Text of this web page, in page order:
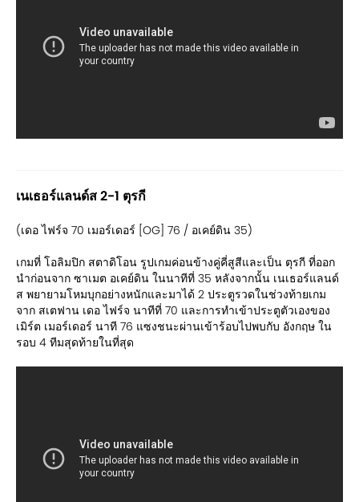
เนเธอร์แลนด์ส 2-1 ตุรกี
(เดอ ไฟร์จ 70 เมอร์เดอร์ [OG] 76 / อเคย์ดิน 35)
เกมที่ โอลิมปิก สตาดิโอน รูปเกมค่อนข้างคู่คี่สูสีและเป็น ตุรกี ที่ออก
นำก่อนจาก ซาเมต อเคย์ดิน ในนาทีที่ 35 หลังจากนั้น เนเธอร์แลนด์
ส พยายามโหมบุกอย่างหนักและมาได้ 2 ประตูรวดในช่วงท้ายเกม
จาก สเตฟาน เดอ ไฟร์จ นาทีที่ 70 และการทำเข้าประตูตัวเองของ
เมิร์ต เมอร์เดอร์ นาที 76 แซงชนะผ่านเข้าร้อบไปพบกับ อังกฤษ ใน
รอบ 4 ทีมสุดท้ายในที่สุด